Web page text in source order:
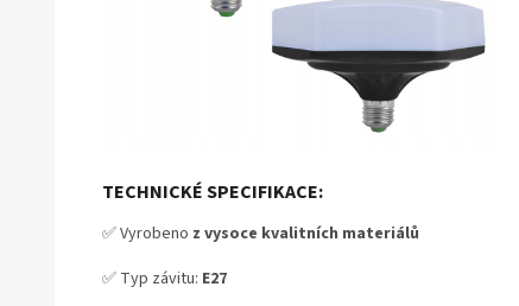
TECHNICKÉ SPECIFIKACE:
✅ Vyrobeno z vysoce kvalitních materiálů
✅ Typ závitu: E27